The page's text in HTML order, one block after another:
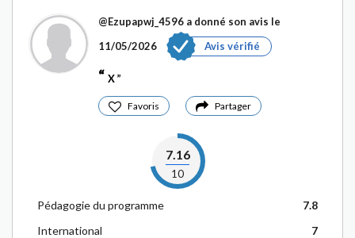
@Ezupapwj_4596 a donné son avis le
11/05/2026
Avis vérifié
X
Favoris Partager
7.16
10
Pédagogie du programme
7.8
International
7